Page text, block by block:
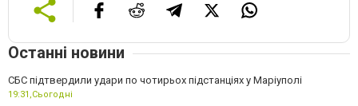
Останні новини
СБС підтвердили удари по чотирьох підстанціях у Маріуполі
19:31,Сьогодні